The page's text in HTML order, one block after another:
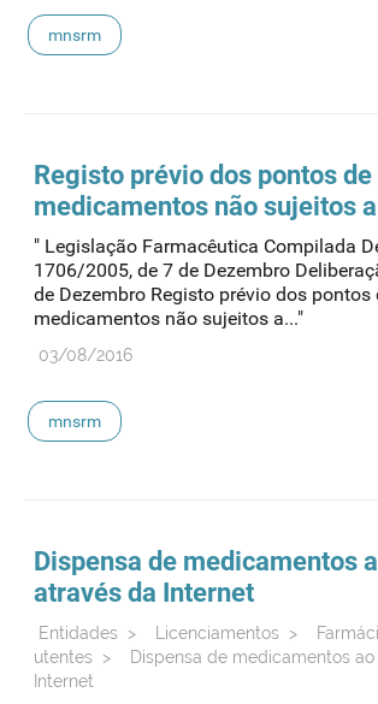
mnsrm
Registo prévio dos pontos
medicamentos não sujeitos
" Legislação Farmacêutica Compilada
1706/2005, de 7 de Dezembro
de Dezembro Registo prévio dos pontos
medicamentos não sujeitos a..."
03/08/2016
mnsrm
Dispensa de medicamentos
através da Internet
Entidades > Licenciamentos >
utentes >
Dispensa de medicamentos
Internet